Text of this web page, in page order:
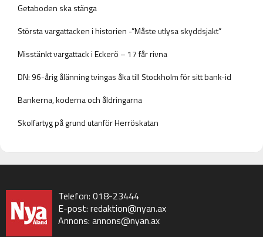
Getaboden ska stänga
Största vargattacken i historien -”Måste utlysa skyddsjakt”
Misstänkt vargattack i Eckerö – 17 får rivna
DN: 96-årig ålänning tvingas åka till Stockholm för sitt bank-id
Bankerna, koderna och åldringarna
Skolfartyg på grund utanför Herröskatan
Telefon: 018-23444
E-post: redaktion@nyan.ax
Annons: annons@nyan.ax